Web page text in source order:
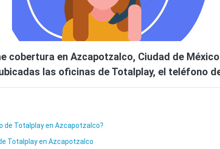
cobertura en Azcapotzalco, Ciudad de
las oficinas de Totalplay, el teléfono
de Totalplay en Azcapotzalco?
Totalplay en Azcapotzalco